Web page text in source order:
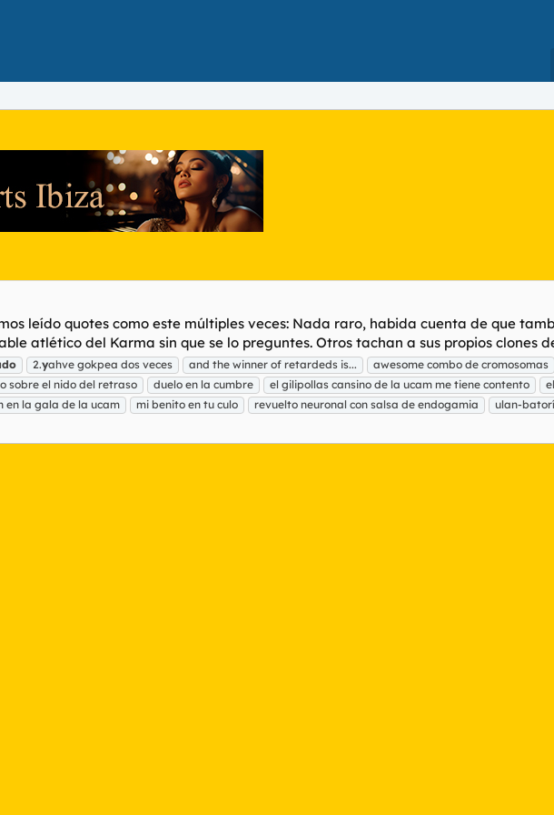
leído quotes como este múltiples veces: Nada raro, habida cuenta de que
atlético del Karma sin que se lo preguntes. Otros tachan a sus propios clones
2.yahve gokpea dos veces and the winner of retardeds is... awesome combo de cromosomas
sobre el nido del retraso duelo en la cumbre el gilipollas cansino de la ucam me tiene contento
en la gala de la ucam mi benito en tu culo revuelto neuronal con salsa de endogamia ulan-